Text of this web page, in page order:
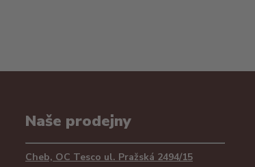
Naše prodejny
Cheb, OC Tesco ul. Pražská 2494/15